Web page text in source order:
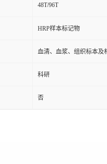
48T/96T
HRP样本标记物
血清、血浆、组织标本及
科研
否